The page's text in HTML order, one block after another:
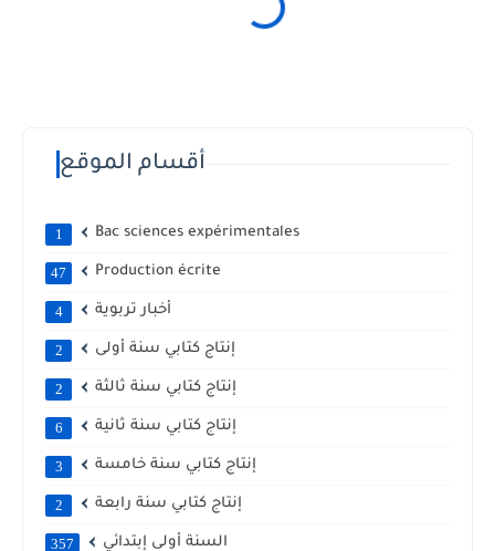
أقسام الموقع
Bac sciences expérimentales
1
Production écrite
47
أخبار تربوية 4
إنتاج كتابي سنة أولى 2
إنتاج كتابي سنة ثالثة 2
إنتاج كتابي سنة ثانية 6
إنتاج كتابي سنة خامسة 3
إنتاج كتابي سنة رابعة 2
السنة أولى إبتدائي 357